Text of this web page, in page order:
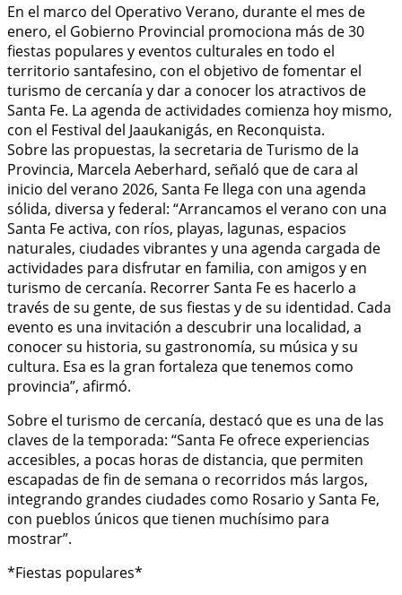
En el marco del Operativo Verano, durante el mes de
enero, el Gobierno Provincial promociona más de 30
fiestas populares y eventos culturales en todo el
territorio santafesino, con el objetivo de fomentar el
turismo de cercanía y dar a conocer los atractivos de
Santa Fe. La agenda de actividades comienza hoy mismo,
con el Festival del Jaaukanigás, en Reconquista.
Sobre las propuestas, la secretaria de Turismo de la
Provincia, Marcela Aeberhard, señaló que de cara al
inicio del verano 2026, Santa Fe llega con una agenda
sólida, diversa y federal: “Arrancamos el verano con una
Santa Fe activa, con ríos, playas, lagunas, espacios
naturales, ciudades vibrantes y una agenda cargada de
actividades para disfrutar en familia, con amigos y en
turismo de cercanía. Recorrer Santa Fe es hacerlo a
través de su gente, de sus fiestas y de su identidad. Cada
evento es una invitación a descubrir una localidad, a
conocer su historia, su gastronomía, su música y su
cultura. Esa es la gran fortaleza que tenemos como
provincia”, afirmó.
Sobre el turismo de cercanía, destacó que es una de las
claves de la temporada: “Santa Fe ofrece experiencias
accesibles, a pocas horas de distancia, que permiten
escapadas de fin de semana o recorridos más largos,
integrando grandes ciudades como Rosario y Santa Fe,
con pueblos únicos que tienen muchísimo para
mostrar”.
*Fiestas populares*